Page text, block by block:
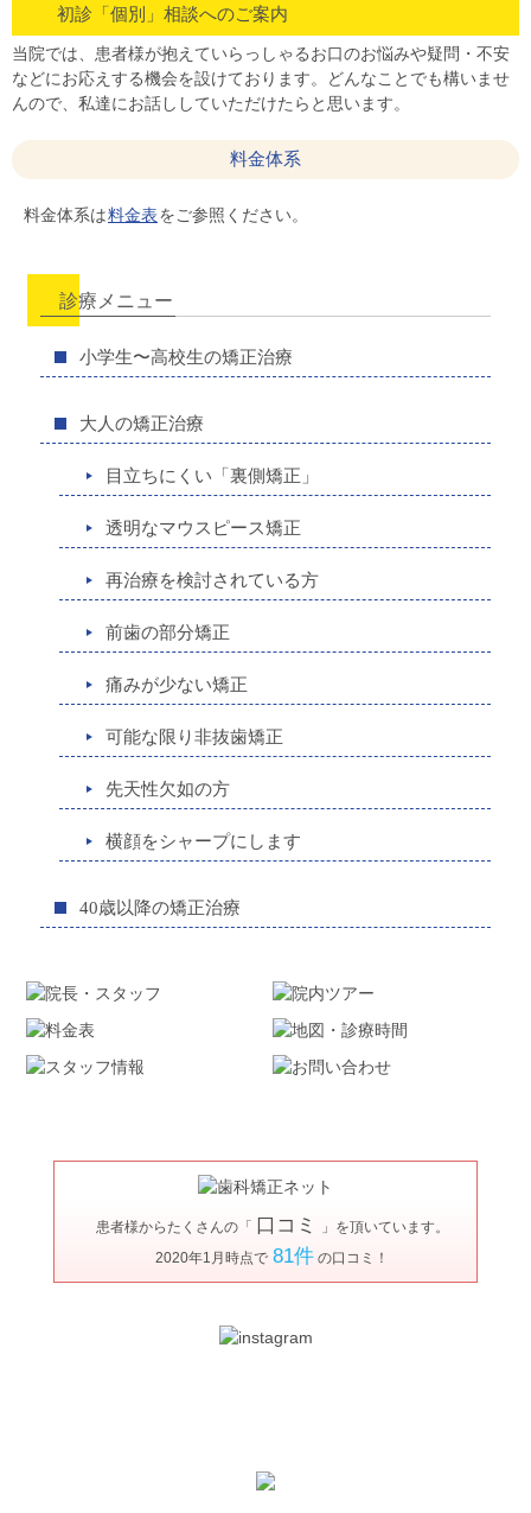
初診「個別」相談へのご案内
当院では、患者様が抱えていらっしゃるお口のお悩みや疑問・不安
などにお応えする機会を設けております。どんなことでも構いませ
んので、私達にお話ししていただけたらと思います。
料金体系
料金体系は料金表をご参照ください。
診療メニュー
小学生〜高校生の矯正治療
大人の矯正治療
目立ちにくい「裏側矯正」
透明なマウスピース矯正
再治療を検討されている方
前歯の部分矯正
痛みが少ない矯正
可能な限り非抜歯矯正
先天性欠如の方
横顔をシャープにします
40歳以降の矯正治療
患者様からたくさんの「 口コミ
」を頂いています。
2020年1月時点で 81件 の口コミ！